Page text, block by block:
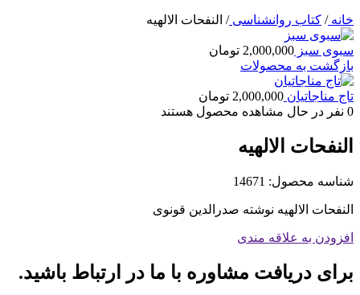
خانه/ کتاب روانشناسی/ النفحات الالهیه
سبوی سبز 2,000,000 تومان
بازگشت به محصولات
تاج مناجاتیان 2,000,000 تومان
0 نفر در حال مشاهده محصول هستند
النفحات الالهیه
شناسه محصول: 14671
النفحات الالهیه نوشته صدرالدین قونوی
افزودن به علاقه مندی
برای دریافت مشاوره با ما در ارتباط باشید.